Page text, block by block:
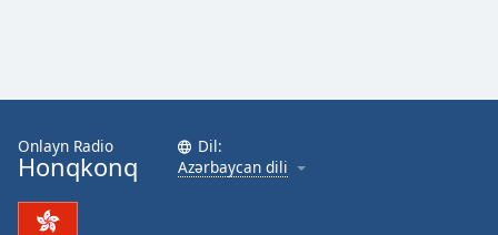
Onlayn Radio
Honqkonq
Dil:
Azərbaycan dili